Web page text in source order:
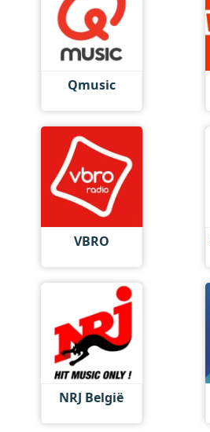
Qmusic
VBRO
NRJ België